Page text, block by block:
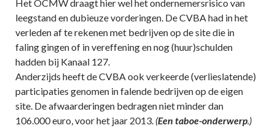
Het OCMW draagt hier wel het ondernemersrisico van
leegstand en dubieuze vorderingen. De CVBA had in het
verleden af te rekenen met bedrijven op de site die in
faling gingen of in vereffening en nog (huur)schulden
hadden bij Kanaal 127.
Anderzijds heeft de CVBA ook verkeerde (verlieslatende)
participaties genomen in falende bedrijven op de eigen
site. De afwaarderingen bedragen niet minder dan
106.000 euro, voor het jaar 2013. (Een taboe-onderwerp.)